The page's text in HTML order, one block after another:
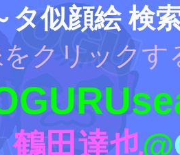
タ似顔絵 検
クリックす
鶴田達也@